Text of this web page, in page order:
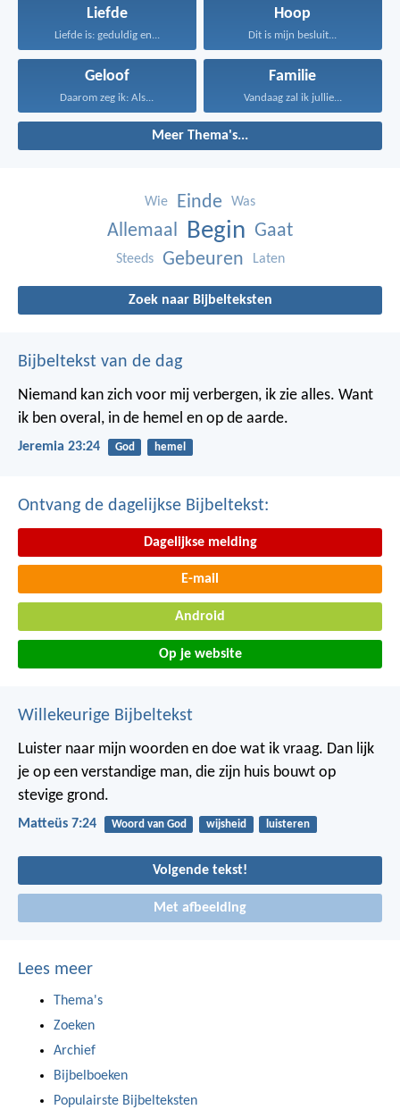
Liefde
Liefde is: geduldig en...
Hoop
Dit is mijn besluit...
Geloof
Daarom zeg ik: Als...
Familie
Vandaag zal ik jullie...
Meer Thema's...
Wie Einde Was
Allemaal Begin Gaat
Steeds Gebeuren Laten
Zoek naar Bijbelteksten
Bijbeltekst van de dag
Niemand kan zich voor mij verbergen, ik zie alles. Want
ik ben overal, in de hemel en op de aarde.
Jeremia 23:24 God hemel
Ontvang de dagelijkse Bijbeltekst:
Dagelijkse melding
E-mail
Android
Op je website
Willekeurige Bijbeltekst
Luister naar mijn woorden en doe wat ik vraag. Dan lijk
je op een verstandige man, die zijn huis bouwt op
stevige grond.
Matteüs 7:24 Woord van God wijsheid luisteren
Volgende tekst!
Met afbeelding
Lees meer
Thema's
Zoeken
Archief
Bijbelboeken
Populairste Bijbelteksten